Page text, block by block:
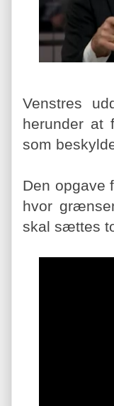
Venstres
herunder at
som
Den opgave
hvor
skal sættes